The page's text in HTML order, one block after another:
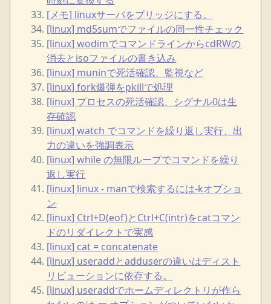
[メモ] linuxサーバをブリッジにする。
[linux] md5sumでファイルの同一性チェック
[linux] wodimでコマンドラインからcdRWの
消去とisoファイルの書き込み
[linux] muninで死活確認、監視など
[linux] fork爆弾をpkillで処理
[linux] プロセスの死活確認、シグナル0は生
存確認
[linux] watch でコマンドを繰り返し実行、出
力の違いを強調表示
[linux] while の無限ループでコマンドを繰り
返し実行
[linux] linux - manで検索するには-kオプショ
ン
[linux] Ctrl+D(eof)とCtrl+C(intr)をcatコマン
ドのリダイレクトで実感
[linux] cat = concatenate
[linux] useraddとadduserの違いはディスト
リビューションに依存する。
[linux] useraddでホームディレクトリが作ら